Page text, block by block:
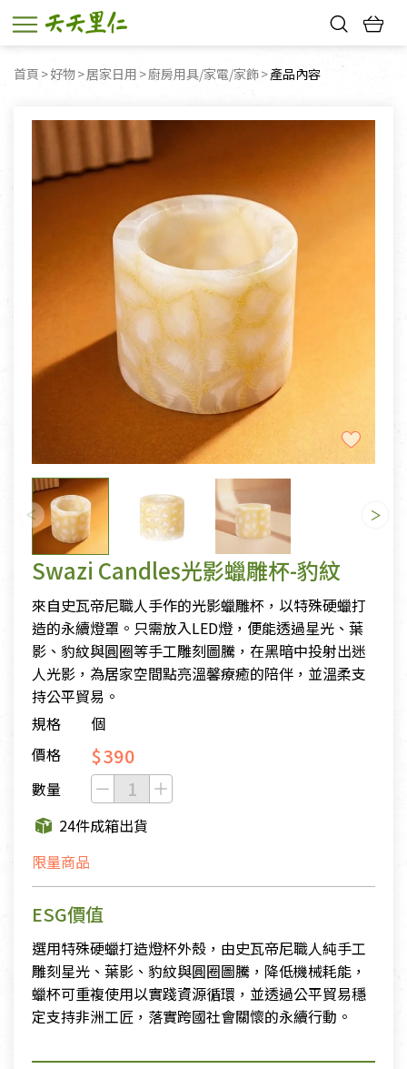
首頁 好物 居家日用 廚房用具/家電/家飾 目前頁面：
產品內容
Swazi Candles光影蠟雕杯-豹紋
來自史瓦帝尼職人手作的光影蠟雕杯，以特殊硬蠟打
造的永續燈罩。只需放入LED燈，便能透過星光、葉
影、豹紋與圓圈等手工雕刻圖騰，在黑暗中投射出迷
人光影，為居家空間點亮溫馨療癒的陪伴，並溫柔支
持公平貿易。
規格
個
價格
$390
數量
24件成箱出貨
限量商品
ESG價值
選用特殊硬蠟打造燈杯外殼，由史瓦帝尼職人純手工
雕刻星光、葉影、豹紋與圓圈圖騰，降低機械耗能，
蠟杯可重複使用以實踐資源循環，並透過公平貿易穩
定支持非洲工匠，落實跨國社會關懷的永續行動。